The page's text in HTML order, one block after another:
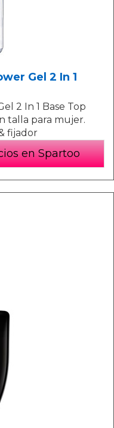
Gel 2 In 1
2 In 1 Base Top
talla para mujer.
fijador
en Spartoo